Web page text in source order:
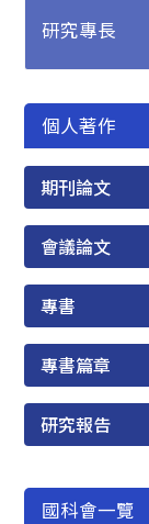
研究專長
個人著作
期刊論文
會議論文
專書
專書篇章
研究報告
國科會一覽